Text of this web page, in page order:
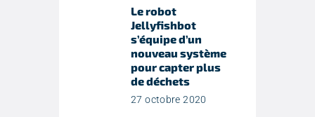
Le robot
Jellyfishbot
s’équipe d’un
nouveau système
pour capter plus
de déchets
27 octobre 2020